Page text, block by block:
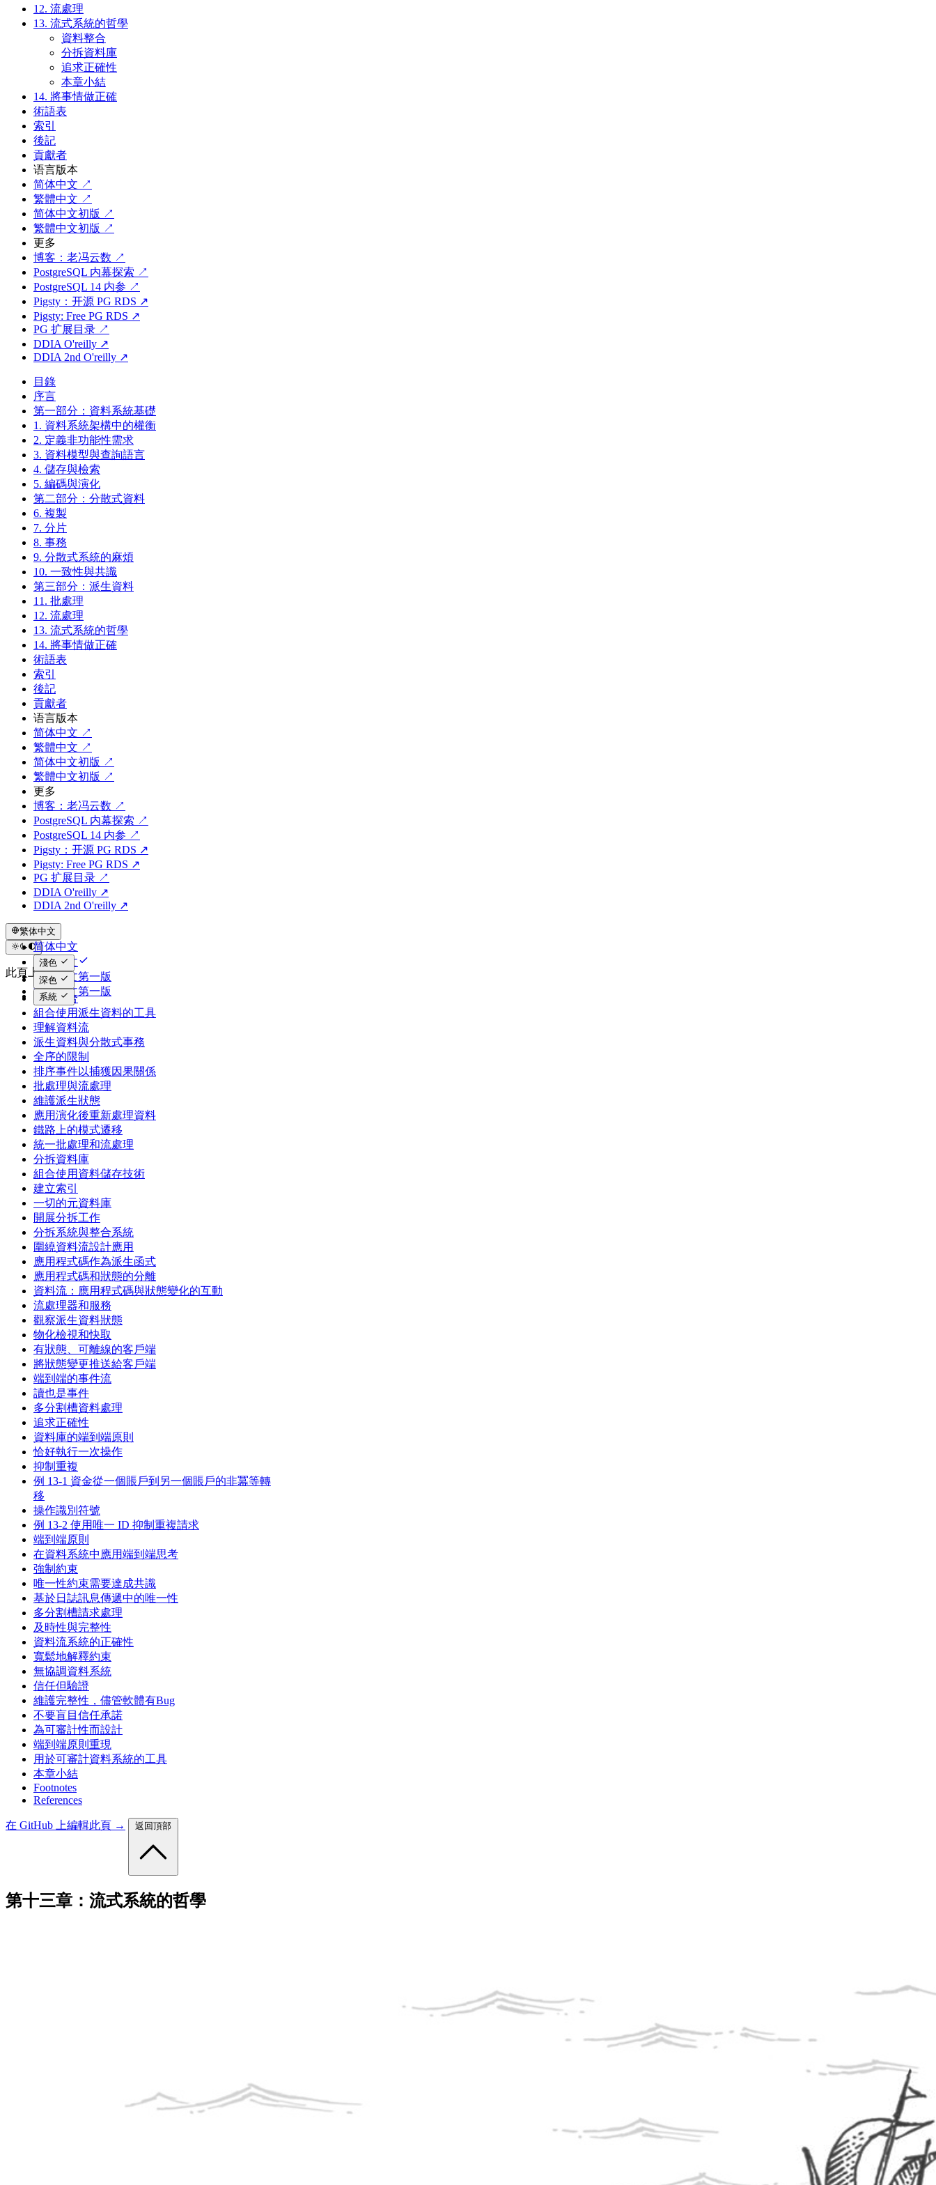
12. 流處理
13. 流式系統的哲學
資料整合
分拆資料庫
追求正確性
本章小結
14. 將事情做正確
術語表
索引
後記
貢獻者
语言版本
简体中文 ↗
繁體中文 ↗
简体中文初版 ↗
繁體中文初版 ↗
更多
博客：老冯云数 ↗
PostgreSQL 内幕探索 ↗
PostgreSQL 14 内参 ↗
Pigsty：开源 PG RDS ↗
Pigsty: Free PG RDS ↗
PG 扩展目录 ↗
DDIA O'reilly ↗
DDIA 2nd O'reilly ↗
目錄
序言
第一部分：資料系統基礎
1. 資料系統架構中的權衡
2. 定義非功能性需求
3. 資料模型與查詢語言
4. 儲存與檢索
5. 編碼與演化
第二部分：分散式資料
6. 複製
7. 分片
8. 事務
9. 分散式系統的麻煩
10. 一致性與共識
第三部分：派生資料
11. 批處理
12. 流處理
13. 流式系統的哲學
14. 將事情做正確
術語表
索引
後記
貢獻者
语言版本
简体中文 ↗
繁體中文 ↗
简体中文初版 ↗
繁體中文初版 ↗
更多
博客：老冯云数 ↗
PostgreSQL 内幕探索 ↗
PostgreSQL 14 内参 ↗
Pigsty：开源 PG RDS ↗
Pigsty: Free PG RDS ↗
PG 扩展目录 ↗
DDIA O'reilly ↗
DDIA 2nd O'reilly ↗
繁体中文
简体中文
繁体中文
简体中文第一版
繁体中文第一版
淺色
深色
系統
此頁上
資料整合
組合使用派生資料的工具
理解資料流
派生資料與分散式事務
全序的限制
排序事件以捕獲因果關係
批處理與流處理
維護派生狀態
應用演化後重新處理資料
鐵路上的模式遷移
統一批處理和流處理
分拆資料庫
組合使用資料儲存技術
建立索引
一切的元資料庫
開展分拆工作
分拆系統與整合系統
圍繞資料流設計應用
應用程式碼作為派生函式
應用程式碼和狀態的分離
資料流：應用程式碼與狀態變化的互動
流處理器和服務
觀察派生資料狀態
物化檢視和快取
有狀態、可離線的客戶端
將狀態變更推送給客戶端
端到端的事件流
讀也是事件
多分割槽資料處理
追求正確性
資料庫的端到端原則
恰好執行一次操作
抑制重複
例 13-1 資金從一個賬戶到另一個賬戶的非冪等轉
移
操作識別符號
例 13-2 使用唯一 ID 抑制重複請求
端到端原則
在資料系統中應用端到端思考
強制約束
唯一性約束需要達成共識
基於日誌訊息傳遞中的唯一性
多分割槽請求處理
及時性與完整性
資料流系統的正確性
寬鬆地解釋約束
無協調資料系統
信任但驗證
維護完整性，儘管軟體有Bug
不要盲目信任承諾
為可審計性而設計
端到端原則重現
用於可審計資料系統的工具
本章小結
Footnotes
References
在 GitHub 上編輯此頁 → 返回頂部
第十三章：流式系統的哲學